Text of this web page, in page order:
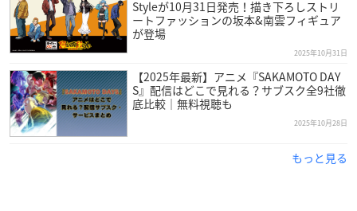
Styleが10月31日発売！描き下ろしストリ
ートファッションの坂本&南雲フィギュア
が登場
2025年10月31日
【2025年最新】アニメ『SAKAMOTO DAY
S』配信はどこで見れる？サブスク全9社徹
底比較｜無料視聴も
2025年10月28日
もっと見る